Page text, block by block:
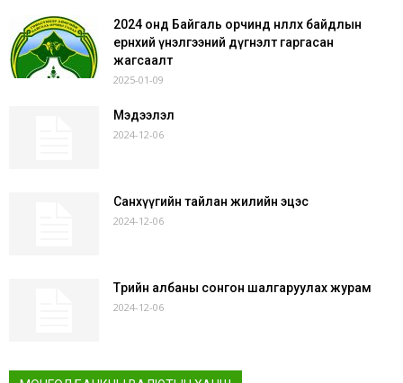
2024 онд Байгаль орчинд нөлөөлөх байдлын
ерөнхий үнэлгээний дүгнэлт гаргасан
жагсаалт
2025-01-09
Мэдээлэл
2024-12-06
Санхүүгийн тайлан жилийн эцэс
2024-12-06
Төрийн албаны сонгон шалгаруулах журам
2024-12-06